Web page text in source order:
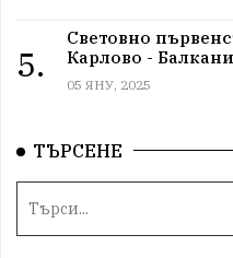
5.
Световно
Карлово -
05 ЯНУ, 2025
ТЪРСЕНЕ